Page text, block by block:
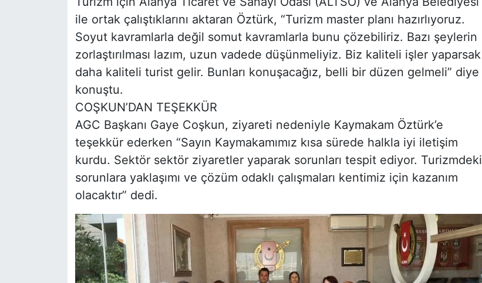
ile ortak çalıştıklarını aktaran Öztürk, “Turizm master planı hazırlıyoruz.
Soyut kavramlarla değil somut kavramlarla bunu çözebiliriz. Bazı şeylerin
zorlaştırılması lazım, uzun vadede düşünmeliyiz. Biz kaliteli işler yaparsak
daha kaliteli turist gelir. Bunları konuşacağız, belli bir düzen gelmeli” diye
konuştu.
COŞKUN’DAN TEŞEKKÜR
AGC Başkanı Gaye Coşkun, ziyareti nedeniyle Kaymakam Öztürk’e
teşekkür ederken “Sayın Kaymakamımız kısa sürede halkla iyi iletişim
kurdu. Sektör sektör ziyaretler yaparak sorunları tespit ediyor. Turizmdeki
sorunlara yaklaşımı ve çözüm odaklı çalışmaları kentimiz için kazanım
olacaktır” dedi.